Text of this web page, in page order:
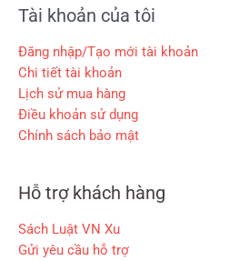
Tài khoản của tôi
Đăng nhập/Tạo mới tài khoản
Chi tiết tài khoản
Lịch sử mua hàng
Điều khoản sử dụng
Chính sách bảo mật
Hỗ trợ khách hàng
Sách Luật VN Xu
Gửi yêu cầu hỗ trợ